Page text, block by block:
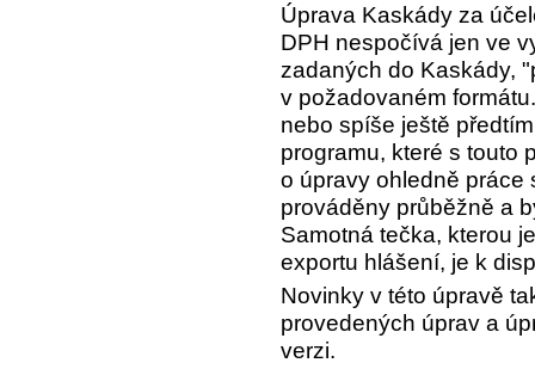
Úprava Kaskády za
DPH nespočívá jen ve
zadaných do Kaskády,
v požadovaném
nebo spíše ještě
programu, které s touto
o úpravy ohledně práce
prováděny průběžně a
Samotná tečka, kterou
exportu hlášení, je k
Novinky v této úpravě
provedených úprav a
verzi.